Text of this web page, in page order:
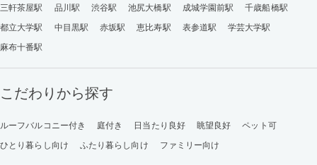
三軒茶屋駅 品川駅 渋谷駅 池尻大橋駅 成城学園前駅
千歳船橋駅
都立大学駅
中目黒駅 赤坂駅 恵比寿駅 表参道駅
学芸大学駅
麻布十番駅
こだわりから探す
ルーフバルコニー付き 庭付き 日当たり良好 眺望良好
ペット可
ひとり暮らし向け
ふたり暮らし向け ファミリー向け